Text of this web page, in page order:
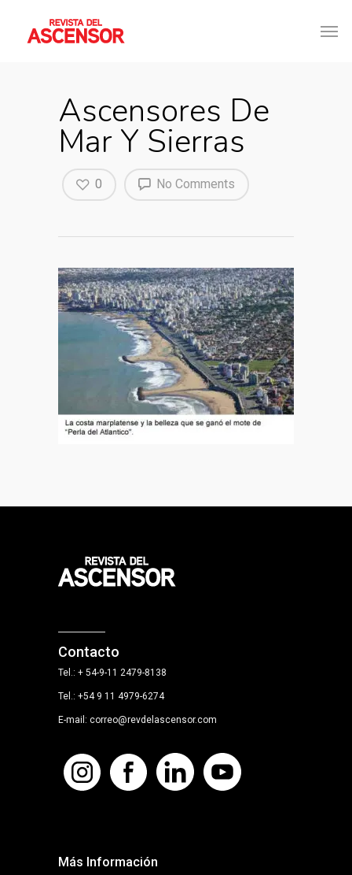
Ascensores De
Mar Y Sierras
No Comments
0
Contacto
Tel.: + 54-9-11 2479-8138
Tel.: +54 9 11 4979-6274
E-mail: correo@revdelascensor.com
Más Información